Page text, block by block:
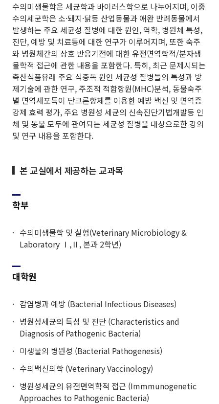
수의미생물학은 세균학과 바이러스학으로 나누어지며, 이중
수의세균학은 소·돼지·닭등 산업동물과 애완 반려동물에서
발생하는 주요 세균성 질병에 대한 원인, 역학, 병원체 특성,
진단, 예방 및 치료등에 대한 연구가 이루어지며, 또한 숙주
와 병원체간의 상호 반응기전에 대한 유전면역학적/분자생
물학적 접근에 관한 내용을 포함한다. 특히, 최근 문제시되는
축산식품유래 주요 식중독 원인 세균성 질병들의 특성과 방
제기술에 관한 연구, 주조적 적합항원(MHC)분석, 동물숙주
별 면역세포특이 단크론항체를 이용한 예방 백신 및 면역증
강제 효력 평가, 주요 병원성 세균의 신속진단기법개발등 인
체 및 동물 모두에 관여되는 세균성 질병을 대상으로한 강의
및 연구 내용을 포함한다.
본 교실에서 제공하는 교과목
학부
수의미생물학 및 실험(Veterinary Microbiology &
Laboratory Ⅰ,Ⅱ, 본과 2학년)
대학원
감염병과 예방 (Bacterial Infectious Diseases)
병원성세균의 특성 및 진단 (Characteristics and
Diagnosis of Pathogenic Bacteria)
미생물의 병원성 (Bacterial Pathogenesis)
수의백신의학 (Veterinary Vaccinology)
병원성세균의 유전면역학적 접근 (Immmunogenetic
Approaches to Pathogenic Bacteria)